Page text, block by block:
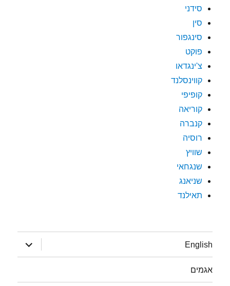
סידני
סין
סינגפור
פוקט
צ'ינגדאו
קווינסלנד
קופיפי
קוריאה
קנברה
רוסיה
שוויץ
שנגחאי
שניאנג
תאילנד
English
הצג
תפריט
אגמים